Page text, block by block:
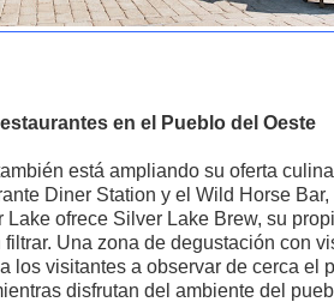
en el Pueblo del Oeste
está ampliando su oferta
Diner Station y el Wild Horse
Lake ofrece Silver Lake Brew, su
Una zona de degustación con
los visitantes a observar de cerca el
disfrutan del ambiente del